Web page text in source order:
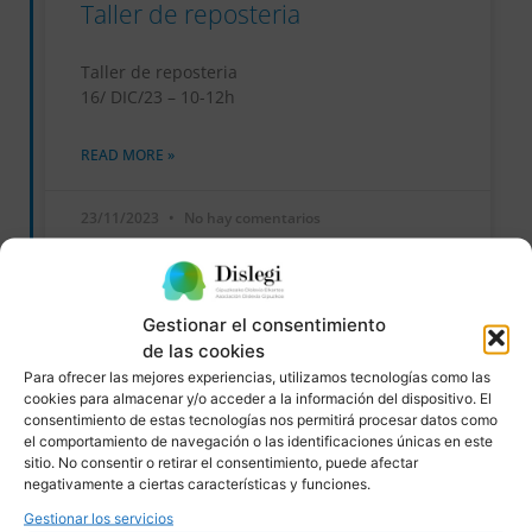
Gestionar el consentimiento
de las cookies
Para ofrecer las mejores experiencias, utilizamos tecnologías como las
cookies para almacenar y/o acceder a la información del dispositivo. El
consentimiento de estas tecnologías nos permitirá procesar datos como
el comportamiento de navegación o las identificaciones únicas en este
sitio. No consentir o retirar el consentimiento, puede afectar
negativamente a ciertas características y funciones.
Gestionar los servicios
Taller de reposteria
Taller de reposteria
16/ DIC/23 – 10-12h
READ MORE »
23/11/2023 No hay comentarios